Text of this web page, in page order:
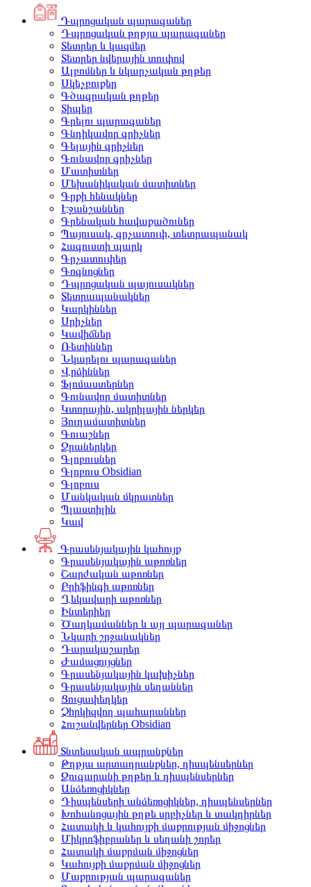
Դպրոցական պարագաներ
Դպրոցական թղթյա պարագաներ
Տետրեր և կազմեր
Տետրեր նվերային տուփով
Ալբոմներ և նկարչական թղթեր
Սկեչբուքեր
Գծագրական թղթեր
Տիպեր
Գրելու պարագաներ
Գնդիկավոր գրիչներ
Գելային գրիչներ
Գունավոր գրիչներ
Մատիտներ
Մեխանիկական մատիտներ
Գրքի հենակներ
Էջանշաններ
Գրենական հավաքածուներ
Պայուսակ, գրչատուփ, տետրապանակ
Հագուստի պարկ
Գրչատուփեր
Գոգնոցներ
Դպրոցական պայուսակներ
Տետրապանակներ
Կարկիններ
Սրիչներ
Կավիճներ
Ռետիններ
Նկարելու պարագաներ
Վրձիններ
Ֆլոմաստերներ
Գունավոր մատիտներ
Կտորային, ակրիլային ներկեր
Յուղամատիտներ
Գուաշներ
Ջրաներկեր
Գլոբուսներ
Գլոբուս Obsidian
Գլոբուս
Մանկական մկրատներ
Պլաստիլին
Կավ
Գրասենյակային կահույք
Գրասենյակային աթոռներ
Շարժական աթոռներ
Բրիֆինգի աթոռներ
Ղեկավարի աթոռներ
Ինտերիեր
Ծաղկամաններ և այլ պարագաներ
Նկարի շրջանակներ
Դարակաշարեր
Ժամացույցներ
Գրասենյակային կախիչներ
Գրասենյակային սեղաններ
Ցուցափեղկեր
Չհրկիզվող պահարաններ
Հուշանվերներ Obsidian
Տնտեսական ապրանքներ
Թղթյա արտադրանքներ, դիսպենսերներ
Զուգարանի թղթեր և դիսպենսերներ
Անձեռոցիկներ
Դիսպենսերի անձեռոցիկներ, դիսպենսերներ
Խոհանոցային թղթե սրբիչներ և տակդիրներ
Հատակի և կահույքի մաքրության միջոցներ
Միկրոֆիբրաներ և սեղանի շորեր
Հատակի մաքրման միջոցներ
Կահույքի մաքրման միջոցներ
Մաքրության պարագաներ